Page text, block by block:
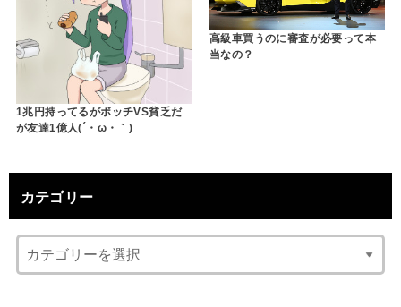
1兆円持ってるがボッチVS貧乏だ
が友達1億人(´・ω・｀)
高級車買うのに審査が必要って本
当なの？
カテゴリー